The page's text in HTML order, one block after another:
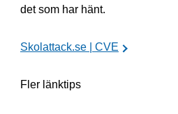
det som har hänt.
Skolattack.se | CVE
Fler länktips